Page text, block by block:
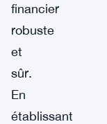
financier
robuste
et
sûr.
En
établissant